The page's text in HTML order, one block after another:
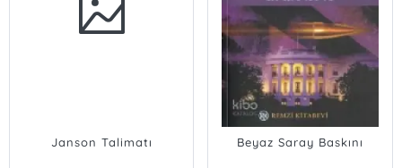
Janson Talimatı Beyaz Saray Baskını